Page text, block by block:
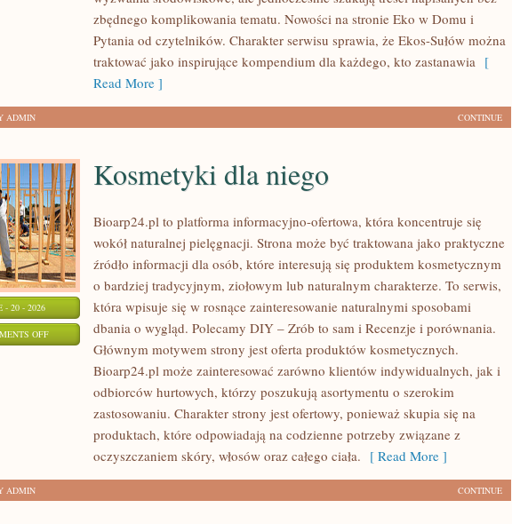
zbędnego komplikowania tematu. Nowości na stronie Eko w Domu i
Pytania od czytelników. Charakter serwisu sprawia, że Ekos-Sułów można
traktować jako inspirujące kompendium dla każdego, kto zastanawia [
Read More ]
CONTINUE
ADMIN
- 20 - 2026
OFFON
KOSMETYKI
Kosmetyki dla niego
Bioarp24.pl to platforma informacyjno-ofertowa, która koncentruje się
wokół naturalnej pielęgnacji. Strona może być traktowana jako praktyczne
źródło informacji dla osób, które interesują się produktem kosmetycznym
o bardziej tradycyjnym, ziołowym lub naturalnym charakterze. To serwis,
która wpisuje się w rosnące zainteresowanie naturalnymi sposobami
dbania o wygląd. Polecamy DIY – Zrób to sam i Recenzje i porównania.
Głównym motywem strony jest oferta produktów kosmetycznych.
Bioarp24.pl może zainteresować zarówno klientów indywidualnych, jak i
odbiorców hurtowych, którzy poszukują asortymentu o szerokim
zastosowaniu. Charakter strony jest ofertowy, ponieważ skupia się na
produktach, które odpowiadają na codzienne potrzeby związane z
oczyszczaniem skóry, włosów oraz całego ciała. [ Read More ]
CONTINUE
ADMIN